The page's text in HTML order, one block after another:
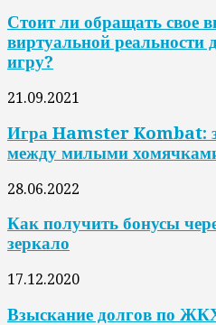
Стоит ли обращать свое
виртуальной реальности
игру?
21.09.2021
Игра Hamster Kombat:
между милыми
28.06.2022
Как получить бонусы
зеркало
17.12.2020
Взыскание долгов по